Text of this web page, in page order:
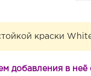
краски
добавления в